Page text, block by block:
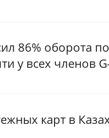
86% оборота
у всех членов
карт в